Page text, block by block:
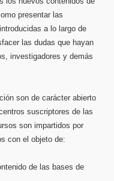
presentar las
a lo largo de
las dudas que hayan
investigadores y demás
son de carácter abierto
suscriptores de las
son impartidos por
con el objeto de:
de las bases de